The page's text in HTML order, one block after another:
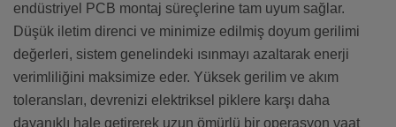
endüstriyel PCB montaj süreçlerine tam uyum sağlar.
Düşük iletim direnci ve minimize edilmiş doyum gerilimi
değerleri, sistem genelindeki ısınmayı azaltarak enerji
verimliliğini maksimize eder. Yüksek gerilim ve akım
toleransları, devrenizi elektriksel piklere karşı daha
dayanıklı hale getirerek uzun ömürlü bir operasyon vaat